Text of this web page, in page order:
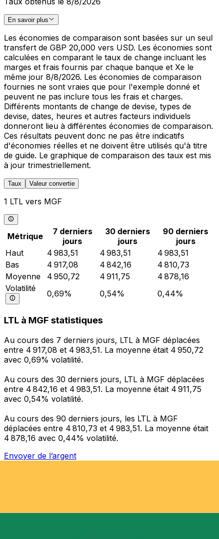
En savoir plus
Les économies de comparaison sont basées sur un seul
transfert de GBP 20,000 vers USD. Les économies sont
calculées en comparant le taux de change incluant les
marges et frais fournis par chaque banque et Xe le
même jour 8/8/2026. Les économies de comparaison
fournies ne sont vraies que pour l'exemple donné et
peuvent ne pas inclure tous les frais et charges.
Différents montants de change de devise, types de
devise, dates, heures et autres facteurs individuels
donneront lieu à différentes économies de comparaison.
Ces résultats peuvent donc ne pas être indicatifs
d'économies réelles et ne doivent être utilisés qu'à titre
de guide. Le graphique de comparaison des taux est mis
à jour trimestriellement.
Taux Valeur convertie
1 LTL vers MGF
Métrique
7 derniers
jours
30 derniers
jours
90 derniers
jours
Haut
4 983,51 4 983,51
4 983,51
Bas
4 917,08 4 842,16
4 810,73
Moyenne
4 950,72 4 911,75
4 878,16
Volatilité
0,69% 0,54% 0,44%
LTL à MGF statistiques
Au cours des 7 derniers jours, LTL à MGF déplacées
entre 4 917,08 et 4 983,51. La moyenne était 4 950,72
avec 0,69% volatilité.
Au cours des 30 derniers jours, LTL à MGF déplacées
entre 4 842,16 et 4 983,51. La moyenne était 4 911,75
avec 0,54% volatilité.
Au cours des 90 derniers jours, les LTL à MGF
déplacées entre 4 810,73 et 4 983,51. La moyenne était
4 878,16 avec 0,44% volatilité.
Envoyer de l’argent
nécessaires pour vos transferts d'argent internationaux